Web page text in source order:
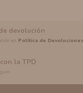
devolución
en Política de Devoluciones
la TPD